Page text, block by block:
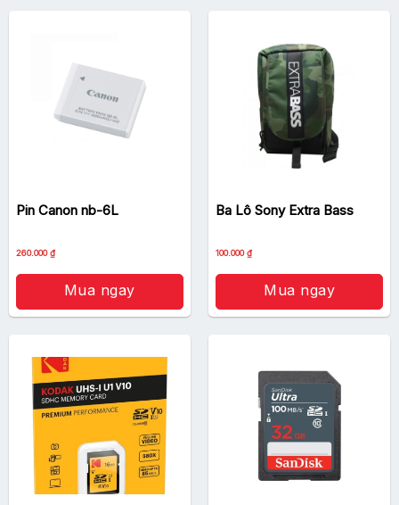
Pin Canon nb-6L
Giá
là:
300.000 ₫.
260.000₫Giá
hiện
tại
là:
260.000 ₫.
Mua ngay
Ba Lô Sony Extra Bass
100.000₫
Mua ngay